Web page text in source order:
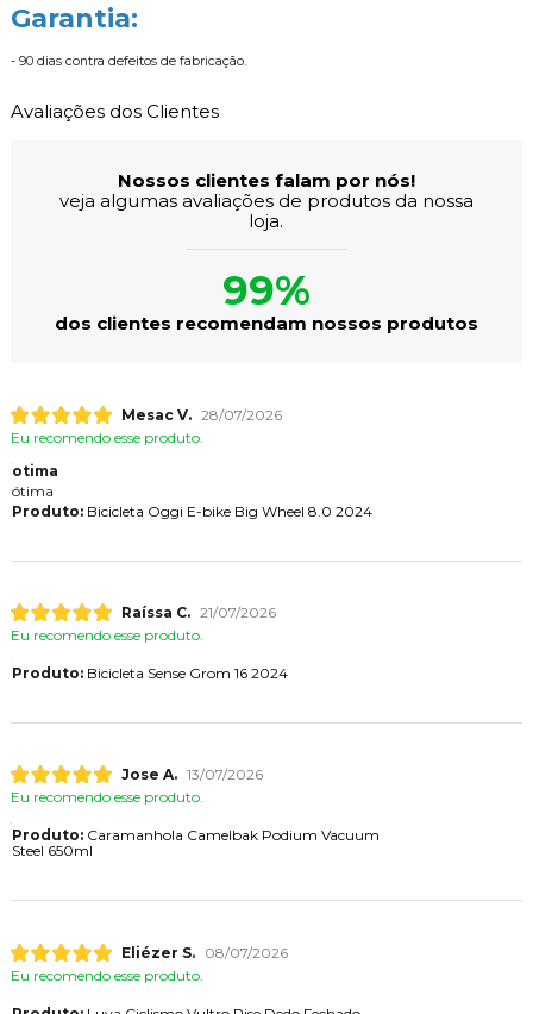
Garantia:
- 90 dias contra defeitos de fabricação.
Avaliações dos Clientes
Nossos clientes falam por nós!
veja algumas avaliações de produtos da nossa
loja.
99%
dos clientes recomendam nossos produtos
Mesac V. 28/07/2026
Eu recomendo esse produto.
otima
ótima
Produto:Bicicleta Oggi E-bike Big Wheel 8.0 2024
Raíssa C. 21/07/2026
Eu recomendo esse produto.
Produto:Bicicleta Sense Grom 16 2024
Jose A. 13/07/2026
Eu recomendo esse produto.
Produto:Caramanhola Camelbak Podium Vacuum
Steel 650ml
Eliézer S.
08/07/2026
Eu recomendo esse produto.